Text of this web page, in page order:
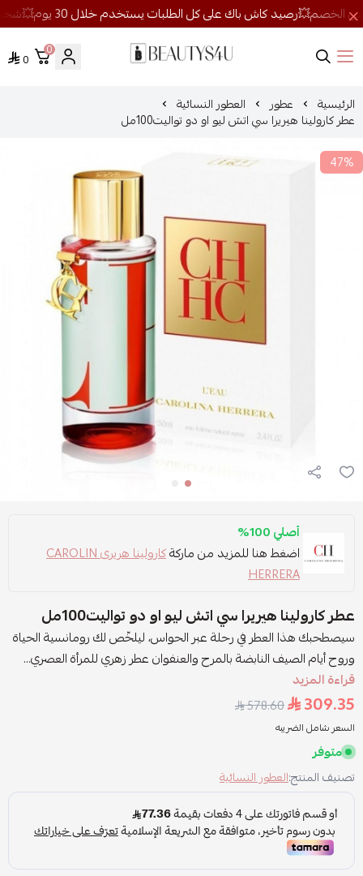
روائح الجمال
0
0
الرئيسية عطور العطور النسائية
عطر كارولينا هيريرا سي اتش ليو او دو تواليت100مل
47%
أصلي 100%
اضغط هنا للمزيد من ماركة
كارولينا هريرى CAROLIN
HERRERA
عطر كارولينا هيريرا سي اتش ليو او دو تواليت100مل
سيصطحبك هذا العطر في رحلة عبر الحواس، ليلخّص لك رومانسية الحياة
وروح أيام الصيف النابضة بالمرح والعنفوان عطر زهري للمرأة العصري...
قراءة المزيد
309.35
578.60
السعر شامل الضريبه
متوفر
تصنيف المنتج:العطور النسائية